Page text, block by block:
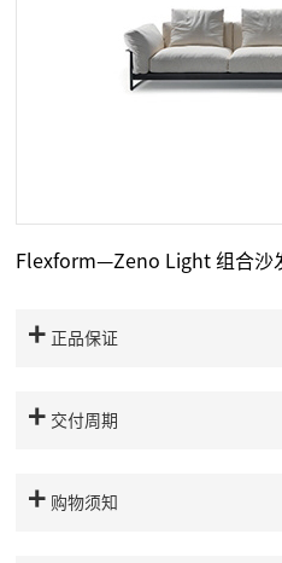
Flexform—Zeno Light 组合沙
正品保证
交付周期
购物须知